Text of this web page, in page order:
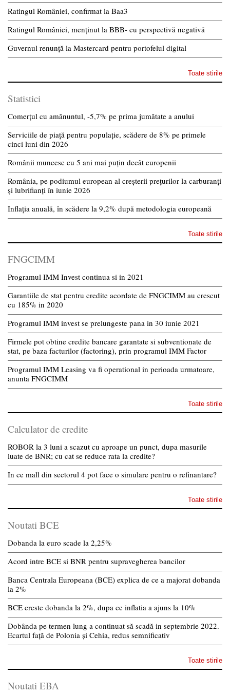
Ratingul României, confirmat la Baa3
Ratingul României, menținut la BBB- cu perspectivă negativă
Guvernul renunță la Mastercard pentru portofelul digital
Toate stirile
Statistici
Comerțul cu amănuntul, -5,7% pe prima jumătate a anului
Serviciile de piață pentru populație, scădere de 8% pe primele
cinci luni din 2026
Românii muncesc cu 5 ani mai puțin decât europenii
România, pe podiumul european al creșterii prețurilor la carburanți
și lubrifianți în iunie 2026
Inflația anuală, în scădere la 9,2% după metodologia europeană
Toate stirile
FNGCIMM
Programul IMM Invest continua si in 2021
Garantiile de stat pentru credite acordate de FNGCIMM au crescut
cu 185% in 2020
Programul IMM invest se prelungeste pana in 30 iunie 2021
Firmele pot obtine credite bancare garantate si subventionate de
stat, pe baza facturilor (factoring), prin programul IMM Factor
Programul IMM Leasing va fi operational in perioada urmatoare,
anunta FNGCIMM
Toate stirile
Calculator de credite
ROBOR la 3 luni a scazut cu aproape un punct, dupa masurile
luate de BNR; cu cat se reduce rata la credite?
In ce mall din sectorul 4 pot face o simulare pentru o refinantare?
Toate stirile
Noutati BCE
Dobanda la euro scade la 2,25%
Acord intre BCE si BNR pentru supravegherea bancilor
Banca Centrala Europeana (BCE) explica de ce a majorat dobanda
la 2%
BCE creste dobanda la 2%, dupa ce inflatia a ajuns la 10%
Dobânda pe termen lung a continuat să scadă in septembrie 2022.
Ecartul față de Polonia și Cehia, redus semnificativ
Toate stirile
Noutati EBA